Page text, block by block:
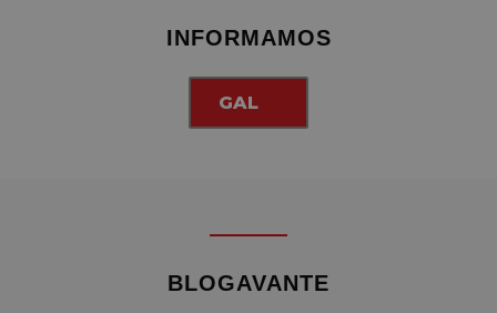
INFORMAMOS
GAL
BLOGAVANTE